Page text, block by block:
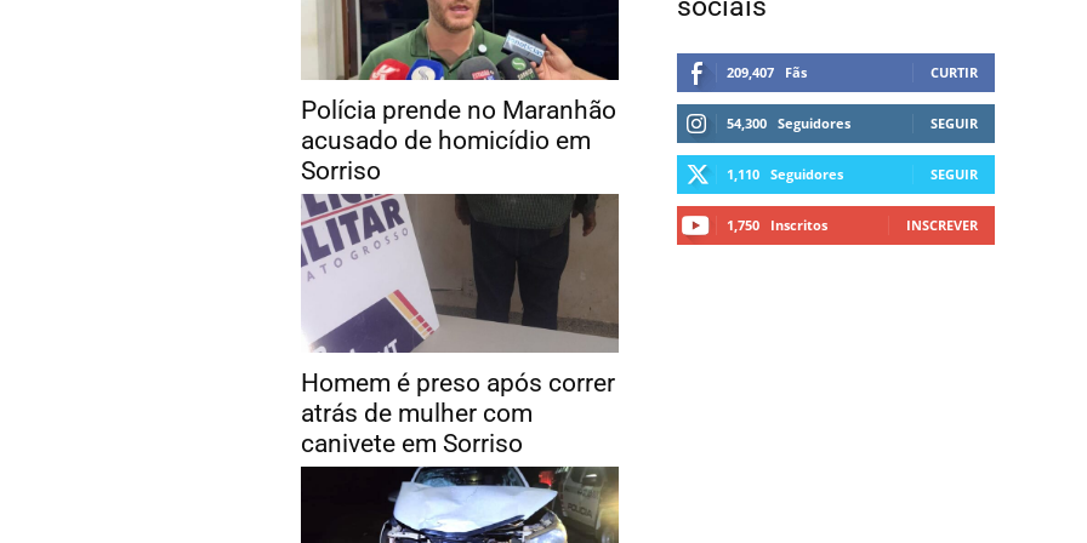
Polícia prende no Maranhão
acusado de homicídio em
Sorriso
Homem é preso após correr
atrás de mulher com
canivete em Sorriso
sociais
209,407 Fãs CURTIR
54,300 Seguidores SEGUIR
1,110 Seguidores SEGUIR
1,750 Inscritos INSCREVER